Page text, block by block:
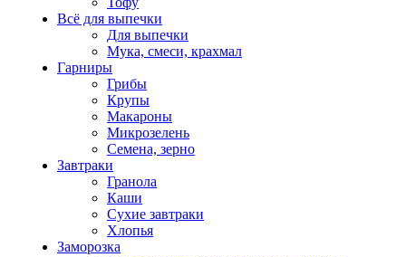
Всё для выпечки
Для выпечки
Мука, смеси, крахмал
Гарниры
Грибы
Крупы
Макароны
Микрозелень
Семена, зерно
Завтраки
Гранола
Каши
Сухие завтраки
Хлопья
Заморозка